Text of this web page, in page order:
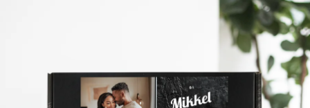
4,7 (baseret på +15.000 anmeldelser)
Vores gaver inspirerer. Kunderne giver os 4,7 på Google
Reviews.